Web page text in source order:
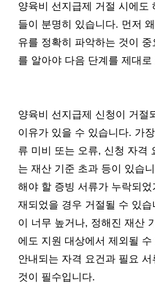
양육비 선지급제 거절 시에도
들이 분명히 있습니다. 먼저
유를 정확히 파악하는 것이
를 알아야 다음 단계를 제대
양육비 선지급제 신청이 거절
이유가 있을 수 있습니다. 가
류 미비 또는 오류, 신청 자격
는 재산 기준 초과 등이 있습
해야 할 증빙 서류가 누락되었
재되었을 경우 거절될 수 있
이 너무 높거나, 정해진 재산
에도 지원 대상에서 제외될 수
안내되는 자격 요건과 필요
것이 필수입니다.